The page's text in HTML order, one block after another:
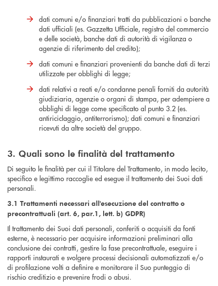
dati comuni e/o finanziari tratti da pubblicazioni o banche
dati ufficiali (es. Gazzetta Ufficiale, registro del commercio
e delle società, banche dati di autorità di vigilanza o
agenzie di riferimento del credito);
dati comuni e finanziari provenienti da banche dati di terzi
utilizzate per obblighi di legge;
dati relativi a reati e/o condanne penali forniti da autorità
giudiziaria, agenzie o organi di stampa, per adempiere a
obblighi di legge come specificato al punto 3.2 (es.
antiriciclaggio, antiterrorismo); dati comuni e finanziari
ricevuti da altre società del gruppo.
3. Quali sono le finalità del trattamento
Di seguito le finalità per cui il Titolare del Trattamento, in modo lecito,
specifico e legittimo raccoglie ed esegue il trattamento dei Suoi dati
personali.
3.1 Trattamenti necessari all'esecuzione del contratto o
precontrattuali (art. 6, par.1, lett. b) GDPR)
Il trattamento dei Suoi dati personali, conferiti o acquisiti da fonti
esterne, è necessario per acquisire informazioni preliminari alla
conclusione dei contratti, gestire la fase precontrattuale, eseguire i
rapporti instaurati e svolgere processi decisionali automatizzati e/o
di profilazione volti a definire e monitorare il Suo punteggio di
rischio creditizio e prevenire frodi o abusi.